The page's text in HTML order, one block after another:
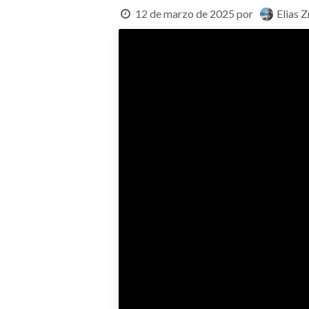
12 de marzo de 2025 por Elias